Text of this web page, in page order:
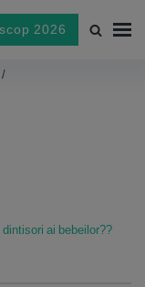
2026
ai bebeilor??